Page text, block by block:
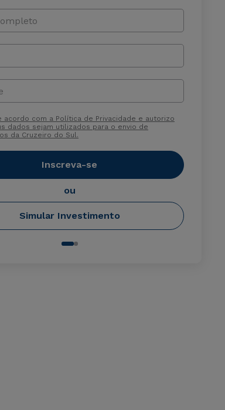
acordo com a Política de Privacidade e autorizo
dados sejam utilizados para o envio de
da Cruzeiro do Sul.
Inscreva-se
ou
Simular Investimento